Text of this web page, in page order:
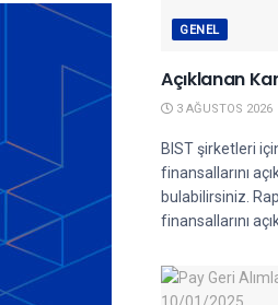
GENEL
Açıklanan
3 AĞUSTOS 2026
BIST şirketleri
finansallarını
bulabilirsiniz.
finansallarını